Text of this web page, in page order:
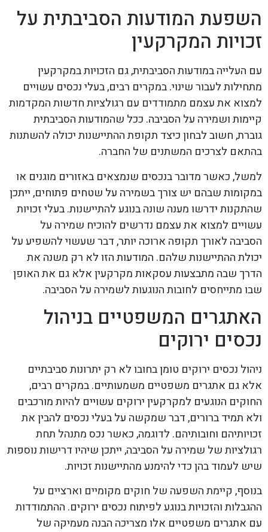
השפעת המודעות הסביבתית על
זכויות המקרקעין
עם העלייה במודעות הסביבתית, גם הזכויות במקרקעין
מתחילות לעבור שינוי. במקרים רבים, בעלי נכסים עשויים
למצוא את עצמם מתמודדים עם רגולציות חדשות המקדמות
קיימות ושמירה על הסביבה. ככל שהמודעות הסביבתית
גוברת, חשוב לבחון כיצד תקופת ההתיישנות יכולה להשתנות
בהתאם לצרכים המשתנים של החברה.
למשל, כאשר מדובר בנכסים שנמצאים באזורים מוגנים או
במקומות שבהם יש צורך בשמירה על שטחים פתוחים, ייתכן
שהתקנות ידרשו מענה שונה בנוגע להתיישנות. בעלי זכויות
עשויים למצוא את עצמם נדרשים להוכיח שמירה על
הסביבה לאורך תקופה ארוכה יותר, דבר שעשוי להשפיע על
יכולת ההתיישנות שלהם. המודעות הזו לא רק משנה את
הדרך שבה מתבצעות עסקאות מקרקעין אלא גם את האופן
שבו מתייחסים לחובות הנוגעות לשמירה על הסביבה.
האתגרים המשפטיים בניהול
נכסים ירוקים
ניהול נכסים ירוקים טומן בחובו לא רק יתרונות סביבתיים
אלא גם אתגרים משפטיים משמעותיים. במקרים רבים,
החוקים הנוגעים למקרקעין ירוקים עשויים להיות מורכבים
ולא תמיד ברורים, דבר שמקשה על בעלי נכסים להבין את
זכויותיהם וחובותיהם. לדוגמה, כאשר נכס מתנהל תחת
רגולציות של שמירה על הסביבה, ייתכן שיהיו דרישות נוספות
שיש לעמוד בהן כדי להימנע מהתיישנות זכויות.
בנוסף, קיימת השפעה של חוקים מקומיים וארציים על
ההגבלות והזכויות בנוגע לפיתוח נכסים ירוקים. ההתמודדות
עם אתגרים משפטיים אלו מצריכה הבנה מעמיקה של